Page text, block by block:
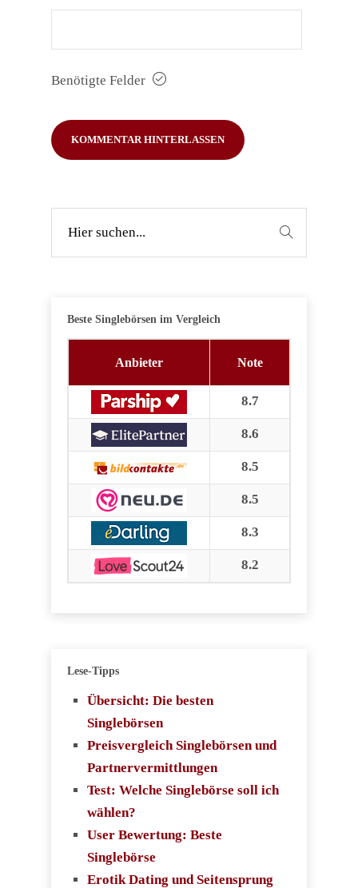
Benötigte Felder
Beste Singlebörsen im Vergleich
Anbieter Note
8.7
8.6
8.5
8.5
8.3
8.2
Lese-Tipps
Übersicht: Die besten
Singlebörsen
Preisvergleich Singlebörsen und
Partnervermittlungen
Test: Welche Singlebörse soll ich
wählen?
User Bewertung: Beste
Singlebörse
Erotik Dating und Seitensprung